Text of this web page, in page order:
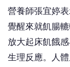
營養師張宜婷
覺醒來就飢腸
放大起床飢餓
生理反應。人